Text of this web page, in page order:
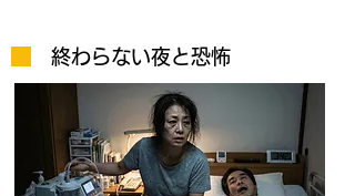
終わらない夜と恐怖